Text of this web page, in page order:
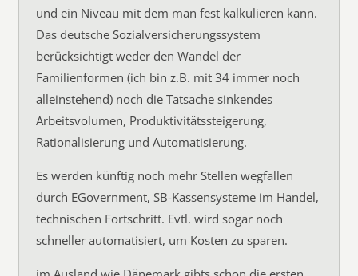
und ein Niveau mit dem man fest kalkulieren kann.
Das deutsche Sozialversicherungssystem
berücksichtigt weder den Wandel der
Familienformen (ich bin z.B. mit 34 immer noch
alleinstehend) noch die Tatsache sinkendes
Arbeitsvolumen, Produktivitätssteigerung,
Rationalisierung und Automatisierung.
Es werden künftig noch mehr Stellen wegfallen
durch EGovernment, SB-Kassensysteme im Handel,
technischen Fortschritt. Evtl. wird sogar noch
schneller automatisiert, um Kosten zu sparen.